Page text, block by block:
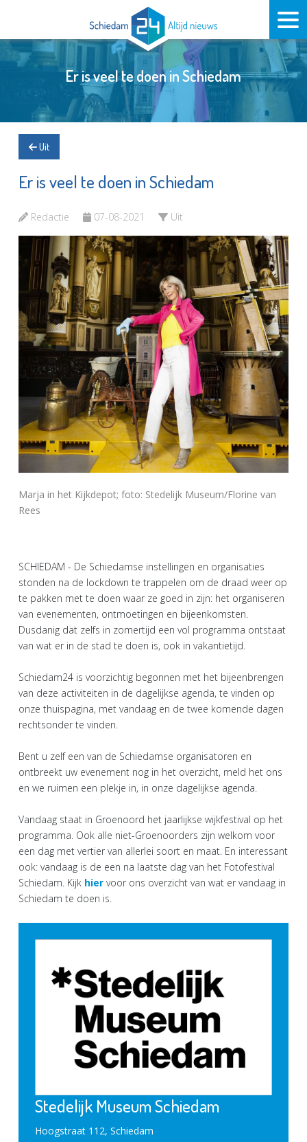
Er is veel te doen in Schiedam
Uit
Er is veel te doen in Schiedam
Redactie 07-08-2021 Uit
Marja in het Kijkdepot; foto: Stedelijk Museum/Florine van
Rees
SCHIEDAM - De Schiedamse instellingen en organisaties
stonden na de lockdown te trappelen om de draad weer op
te pakken met te doen waar ze goed in zijn: het organiseren
van evenementen, ontmoetingen en bijeenkomsten.
Dusdanig dat zelfs in zomertijd een vol programma ontstaat
van wat er in de stad te doen is, ook in vakantietijd.
Schiedam24 is voorzichtig begonnen met het bijeenbrengen
van deze activiteiten in de dagelijkse agenda, te vinden op
onze thuispagina, met vandaag en de twee komende dagen
rechtsonder te vinden.
Bent u zelf een van de Schiedamse organisatoren en
ontbreekt uw evenement nog in het overzicht, meld het ons
en we ruimen een plekje in, in onze dagelijkse agenda.
Vandaag staat in Groenoord het jaarlijkse wijkfestival op het
programma. Ook alle niet-Groenoorders zijn welkom voor
een dag met vertier van allerlei soort en maat. En interessant
ook: vandaag is de een na laatste dag van het Fotofestival
Schiedam. Kijk hier voor ons overzicht van wat er vandaag in
Schiedam te doen is.
Stedelijk Museum Schiedam
Hoogstraat 112, Schiedam